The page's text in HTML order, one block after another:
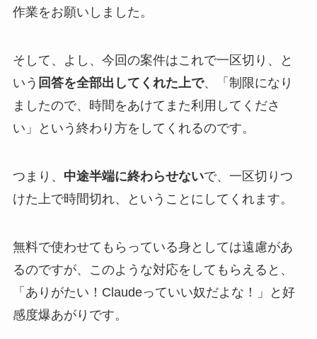
作業をお願いしました。
そして、よし、今回の案件はこれで一区切り、と
いう 回答を全部出してくれた上で、「制限になり
ましたので、時間をあけてまた利用してくださ
い」という終わり方をしてくれるのです。
つまり、 中途半端に終わらせないで、一区切りつ
けた上で時間切れ、ということにしてくれます。
無料で使わせてもらっている身としては遠慮があ
るのですが、このような対応をしてもらえると、
「ありがたい！Claudeっていい奴だよな！」と好
感度爆あがりです。